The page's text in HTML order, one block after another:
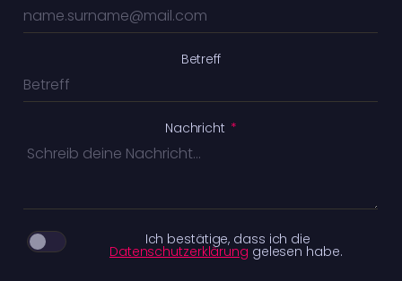
Betreff
Nachricht *
Ich bestätige, dass ich die
Datenschutzerklärung gelesen habe.